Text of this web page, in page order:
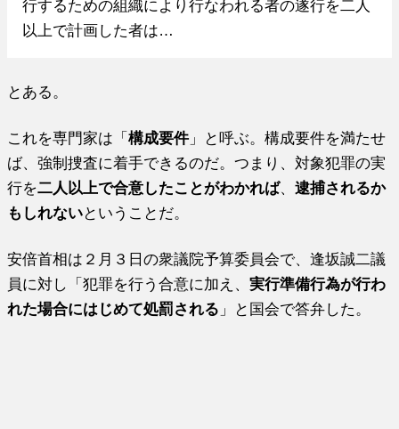
行するための組織により行なわれる者の遂行を二人
以上で計画した者は…
とある。
これを専門家は「構成要件 」と呼ぶ。構成要件を満たせ
ば、強制捜査に着手できるのだ。つまり、対象犯罪の実
行を二人以上で合意したことがわかれば、逮捕されるか
もしれないということだ。
安倍首相は２月３日の衆議院予算委員会で、逢坂誠二議
員に対し「犯罪を行う合意に加え、実行準備行為が行わ
れた場合にはじめて処罰される 」と国会で答弁した。